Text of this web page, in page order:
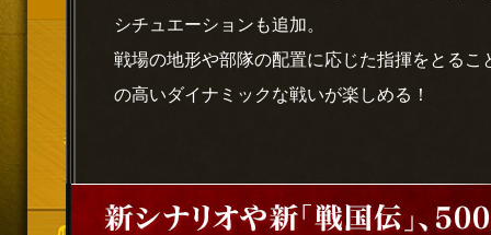
シチュエーションも追加。
戦場の地形や部隊の配置に応じた指揮をとるこ
の高いダイナミックな戦いが楽しめる！